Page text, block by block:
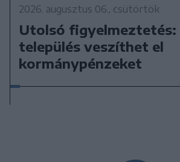
2026. augusztus 06., csütörtök
Utolsó figyelmeztetés:
település veszíthet el
kormánypénzeket